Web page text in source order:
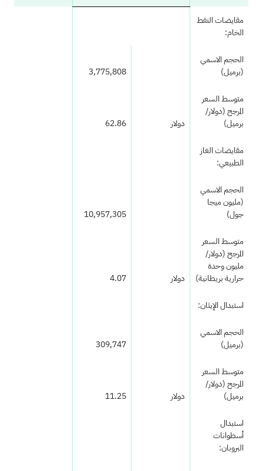
مقايضات النفط
الخام:
الحجم الاسمي
(برميل)
3,775,808
متوسط السعر
المرجح (دولار/
برميل)
دولار 62.86
مقايضات الغاز
الطبيعي:
الحجم الاسمي
(مليون ميجا
جول)
10,957,305
متوسط السعر
المرجح (دولار/
مليون وحدة
حرارية بريطانية)
دولار 4.07
استبدال الإيثان:
الحجم الاسمي
(برميل)
309,747
متوسط السعر
المرجح (دولار/
برميل)
دولار 11.25
استبدال
أسطوانات
البروبان: